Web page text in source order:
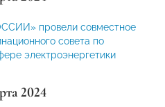
провели совместное
совета по
электроэнергетики
2024